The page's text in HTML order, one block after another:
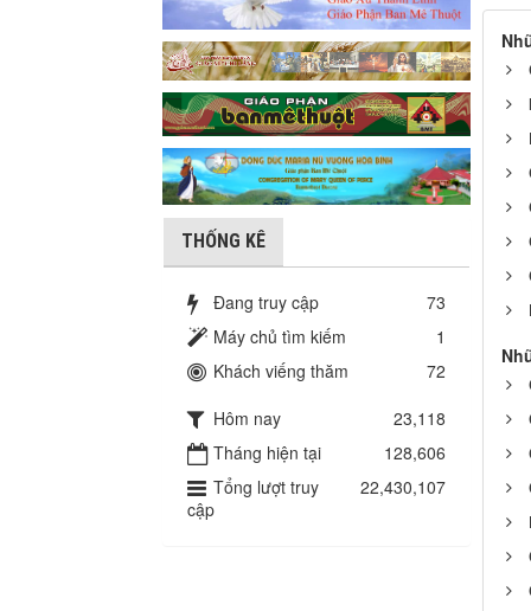
THỐNG KÊ
Đang truy cập
73
Máy chủ tìm kiếm
1
Khách viếng thăm
72
Hôm nay
23,118
Tháng hiện tại
128,606
Tổng lượt truy
cập
22,430,107